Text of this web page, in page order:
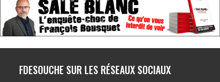
FDESOUCHE SUR LES RÉSEAUX SOCIAUX